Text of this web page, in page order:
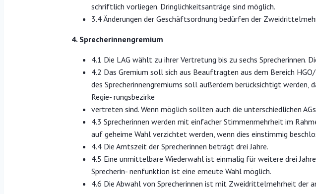
schriftlich vorliegen. Dringlichkeitsanträge sind möglich.
3.4 Änderungen der Geschäftsordnung bedürfen der
4. Sprecherinnengremium
4.1 Die LAG wählt zu ihrer Vertretung bis zu sechs Sprecherinnen.
4.2 Das Gremium soll sich aus Beauftragten aus dem Bereich
des Sprecherinnengremiums soll außerdem berücksichtigt werden,
Regie- rungsbezirke
vertreten sind. Wenn möglich sollten auch die unterschiedlichen
4.3 Sprecherinnen werden mit einfacher Stimmenmehrheit im
auf geheime Wahl verzichtet werden, wenn dies einstimmig
4.4 Die Amtszeit der Sprecherinnen beträgt drei Jahre.
4.5 Eine unmittelbare Wiederwahl ist einmalig für weitere drei
Sprecherin- nenfunktion ist eine erneute Wahl möglich.
4.6 Die Abwahl von Sprecherinnen ist mit Zweidrittelmehrheit der